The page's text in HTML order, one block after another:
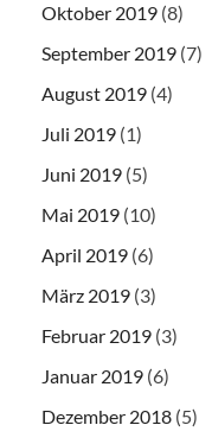
Oktober 2019 (8)
September 2019 (7)
August 2019 (4)
Juli 2019 (1)
Juni 2019 (5)
Mai 2019 (10)
April 2019 (6)
März 2019 (3)
Februar 2019 (3)
Januar 2019 (6)
Dezember 2018 (5)